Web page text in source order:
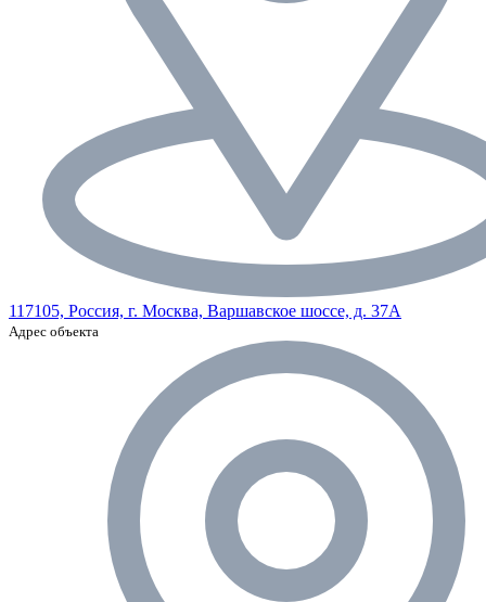
117105, Россия, г. Москва, Варшавское шоссе, д. 37А
Адрес объекта